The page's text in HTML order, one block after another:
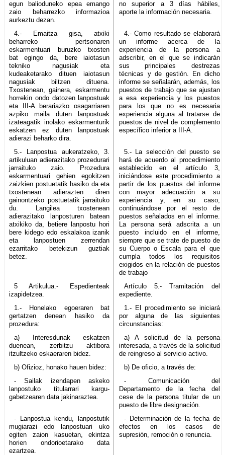
egun balioduneko epea emango
zaio beharrezko informazioa
aurkeztu dezan.
no superior a 3 días hábiles,
aporte la información necesaria.
4.- Emaitza gisa, atxiki
beharreko pertsonaren
eskarmentuari buruzko txosten
bat egingo da, bere iaiotasun
tekniko nagusiak eta
kudeaketarako dituen iaiotasun
nagusiak biltzen dituena.
Txostenean, gainera, eskarmentu
horrekin ondo datozen lanpostuak
eta III-A berariazko osagarriaren
azpiko maila duten lanpostuak
izateagatik inolako eskarmenturik
eskatzen ez duten lanpostuak
adierazi beharko dira.
4.- Como resultado se elaborará
un informe acerca de la
experiencia de la persona a
adscribir, en el que se indicarán
sus principales destrezas
técnicas y de gestión. En dicho
informe se señalarán, además, los
puestos de trabajo que se ajustan
a esa experiencia y los puestos
para los que no es necesaria
experiencia alguna al tratarse de
puestos de nivel de complemento
específico inferior a III-A.
5.- Lanpostua aukeratzeko, 3.
artikuluan adierazitako prozedurari
jarraituko zaio. Prozedura
eskarmentuari gehien egokitzen
zaizkien postuetatik hasiko da eta
txostenean adierazten diren
gainontzeko postuetatik jarraituko
du. Langilea txostenean
adierazitako lanposturen batean
atxikiko da, betiere lanpostu hori
bere kidego edo eskalakoa izanik
eta lanpostuen zerrendan
ezarritako betekizun guztiak
betez.
5.- La selección del puesto se
hará de acuerdo al procedimiento
establecido en el artículo 3,
iniciándose este procedimiento a
partir de los puestos del informe
con mayor adecuación a su
experiencia y, en su caso,
continuándose por el resto de
puestos señalados en el informe.
La persona será adscrita a un
puesto incluido en el informe,
siempre que se trate de puesto de
su Cuerpo o Escala para el que
cumpla todos los requisitos
exigidos en la relación de puestos
de trabajo
5 Artikulua.- Espedienteak
izapidetzea.
Artículo 5.- Tramitación del
expediente.
1.- Honelako egoeraren bat
gertatzen denean hasiko da
prozedura:
1.- El procedimiento se iniciará
por alguna de las siguientes
circunstancias:
a) Interesdunak eskatzen
duenean, zerbitzu aktibora
itzultzeko eskaeraren bidez.
a) A solicitud de la persona
interesada, a través de la solicitud
de reingreso al servicio activo.
b) Ofizioz, honako hauen bidez:
b) De oficio, a través de:
- Sailak izendapen askeko
lanpostuko titularrari kargu-
gabetzearen data jakinaraztea.
- Comunicación del
Departamento de la fecha del
cese de la persona titular de un
puesto de libre designación.
- Lanpostua kendu, lanpostutik
mugiarazi edo lanpostuari uko
egiten zaion kasuetan, ekintza
horien ondorioetarako data
ezartzea.
- Determinación de la fecha de
efectos en los casos de
supresión, remoción o renuncia.